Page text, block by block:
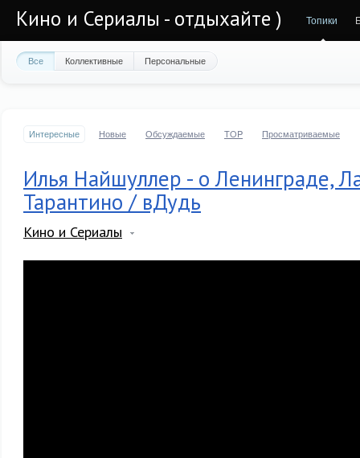
Кино и Сериалы - отдыхайте ) Топики
Все Коллективные Персональные
Интересные Новые Обсуждаемые TOP Просматриваемые
Илья Найшуллер - о Ленинграде,
Тарантино / вДудь
Кино и Сериалы